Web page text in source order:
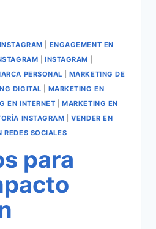
ENGAGEMENT EN
INSTAGRAM
PERSONAL
MARKETING DE
DIGITAL
MARKETING EN
EN INTERNET |MARKETING EN
INSTAGRAM |VENDER EN
REDES SOCIALES
para